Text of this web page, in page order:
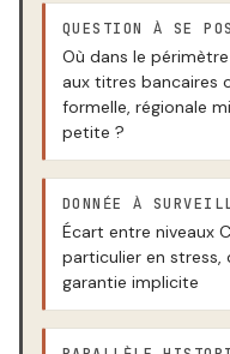
QUESTION À SE
Où dans le
aux titres bancaires
formelle, régionale
petite ?
DONNÉE À
Écart entre niveaux
particulier en stress,
garantie implicite